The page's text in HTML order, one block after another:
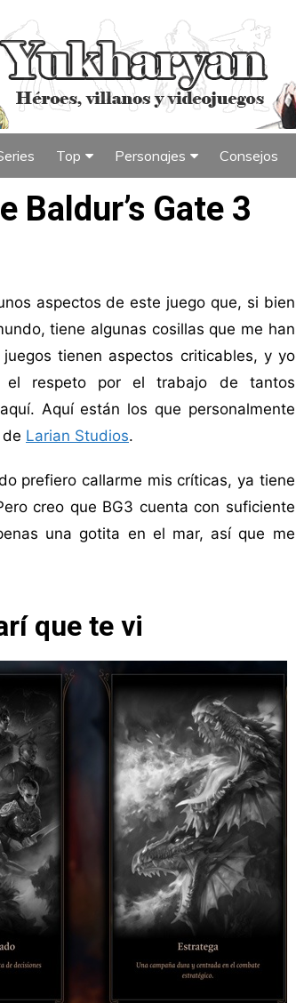
Top
Índice de Top
Personajes
Índice de Personajes
Consejos
Baldur’s Gate 3
aspectos de este juego que, si bien
tiene algunas cosillas que me han
tienen aspectos criticables, y yo
el respeto por el trabajo de tantos
Aquí están los que personalmente
Larian Studios.
prefiero callarme mis críticas, ya tiene
creo que BG3 cuenta con suficiente
una gotita en el mar, así que me
que te vi